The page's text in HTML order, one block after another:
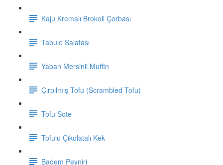
Kaju Kremalı Brokoli Çorbası
Tabule Salatası
Yaban Mersinli Muffin
Çırpılmış Tofu (Scrambled Tofu)
Tofu Sote
Tofulu Çikolatalı Kek
Badem Peyniri